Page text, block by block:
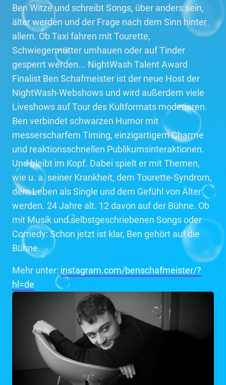
Ben Witze und schreibt Songs, über anders sein,
älter werden und der Frage nach dem Sinn hinter
allem. Ob Taxi fahren mit Tourette,
Schwiegermütter umhauen oder auf Tinder
gesperrt werden... NightWash Talent Award
Finalist Ben Schafmeister ist der neue Host der
NightWash-Webshows und wird außerdem viele
Liveshows auf Tour des Kultformats moderieren.
Ben verbindet schwarzen Humor mit
messerscharfem Timing, einzigartigem Charme
und reaktionsschnellen Publikumsinteraktionen.
Und bleibt im Kopf. Dabei spielt er mit Themen,
wie u. a. seiner Krankheit, dem Tourette-Syndrom,
dem Leben als Single und dem Gefühl von Älter
werden. 24 Jahre alt. 12 davon auf der Bühne. Ob
mit Musik und selbstgeschriebenen Songs oder
Comedy: Schon jetzt ist klar, Ben gehört auf die
Bühne.
Mehr unter: instagram.com/benschafmeister/?
hl=de